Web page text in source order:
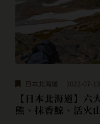
日本北海道 2022-07-13
【日本北海道】六
熊、抹香鯨、活火